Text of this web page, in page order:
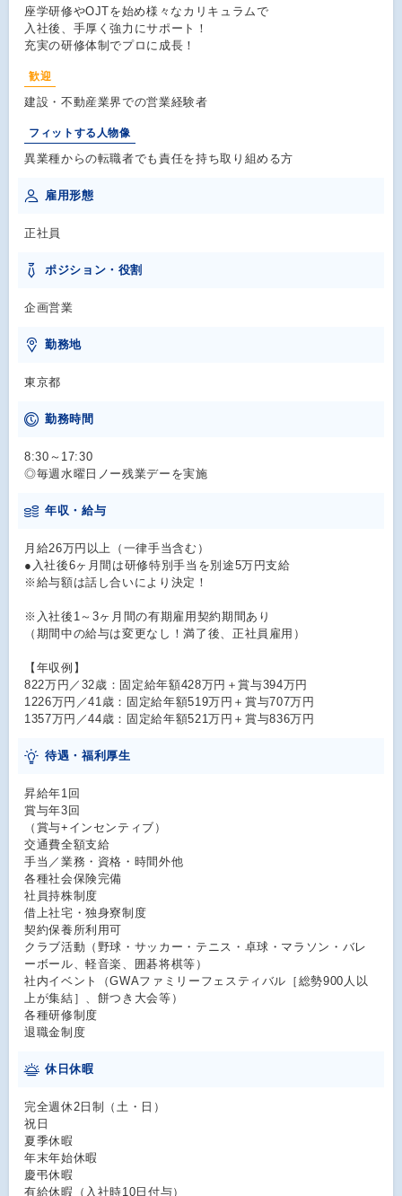
座学研修やOJTを始め様々なカリキュラムで
入社後、手厚く強力にサポート！
充実の研修体制でプロに成長！
歓迎
建設・不動産業界での営業経験者
フィットする人物像
異業種からの転職者でも責任を持ち取り組める方
雇用形態
正社員
ポジション・役割
企画営業
勤務地
東京都
勤務時間
8:30～17:30
◎毎週水曜日ノー残業デーを実施
年収・給与
月給26万円以上（一律手当含む）
●入社後6ヶ月間は研修特別手当を別途5万円支給
※給与額は話し合いにより決定！
※入社後1～3ヶ月間の有期雇用契約期間あり
（期間中の給与は変更なし！満了後、正社員雇用）
【年収例】
822万円／32歳：固定給年額428万円＋賞与394万円
1226万円／41歳：固定給年額519万円＋賞与707万円
1357万円／44歳：固定給年額521万円＋賞与836万円
待遇・福利厚生
昇給年1回
賞与年3回
（賞与+インセンティブ）
交通費全額支給
手当／業務・資格・時間外他
各種社会保険完備
社員持株制度
借上社宅・独身寮制度
契約保養所利用可
クラブ活動（野球・サッカー・テニス・卓球・マラソン・バレ
ーボール、軽音楽、囲碁将棋等）
社内イベント（GWAファミリーフェスティバル［総勢900人以
上が集結］、餅つき大会等）
各種研修制度
退職金制度
休日休暇
完全週休2日制（土・日）
祝日
夏季休暇
年末年始休暇
慶弔休暇
有給休暇（入社時10日付与）